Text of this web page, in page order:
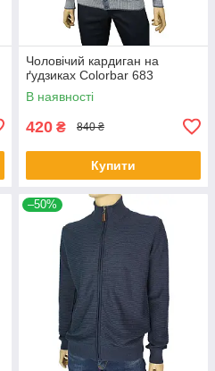
Чоловічий кардиган на
ґудзиках Colorbar 683
В наявності
420 ₴ 840 ₴
Купити
–50%